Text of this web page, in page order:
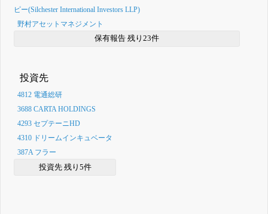
ピー(Silchester International Investors LLP)
野村アセットマネジメント
保有報告 残り23件
投資先
4812 電通総研
3688 CARTA HOLDINGS
4293 セプテーニHD
4310 ドリームインキュベータ
387A フラー
投資先 残り5件